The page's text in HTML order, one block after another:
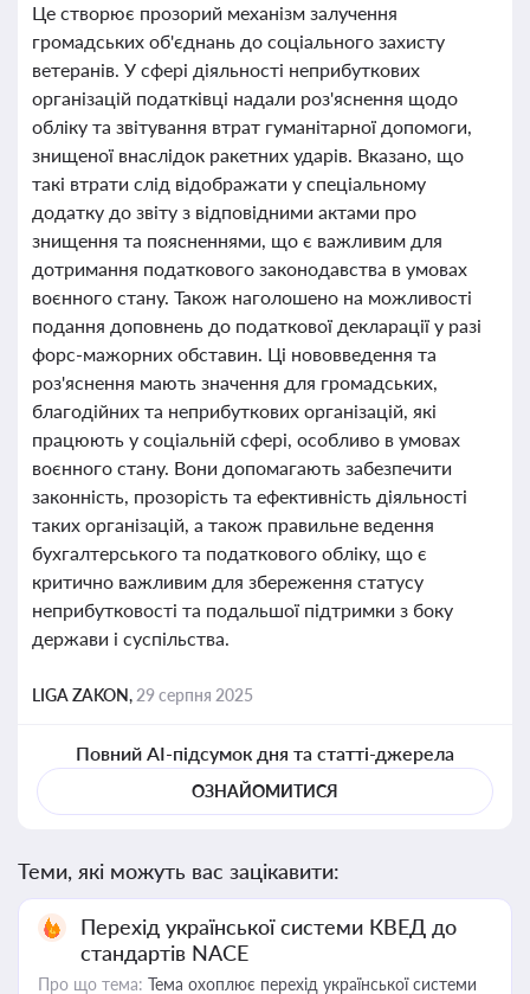
Це створює прозорий механізм залучення
громадських об'єднань до соціального захисту
ветеранів. У сфері діяльності неприбуткових
організацій податківці надали роз'яснення щодо
обліку та звітування втрат гуманітарної допомоги,
знищеної внаслідок ракетних ударів. Вказано, що
такі втрати слід відображати у спеціальному
додатку до звіту з відповідними актами про
знищення та поясненнями, що є важливим для
дотримання податкового законодавства в умовах
воєнного стану. Також наголошено на можливості
подання доповнень до податкової декларації у разі
форс-мажорних обставин. Ці нововведення та
роз'яснення мають значення для громадських,
благодійних та неприбуткових організацій, які
працюють у соціальній сфері, особливо в умовах
воєнного стану. Вони допомагають забезпечити
законність, прозорість та ефективність діяльності
таких організацій, а також правильне ведення
бухгалтерського та податкового обліку, що є
критично важливим для збереження статусу
неприбутковості та подальшої підтримки з боку
держави і суспільства.
LIGA ZAKON, 29 серпня 2025
Повний AI-підсумок дня та статті-джерела
ОЗНАЙОМИТИСЯ
Теми, які можуть вас зацікавити:
Перехід української системи КВЕД до
стандартів NACE
Про що тема: Тема охоплює перехід української системи